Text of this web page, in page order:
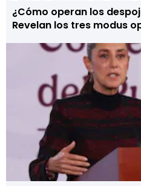
¿Cómo operan los
Revelan los tres modus